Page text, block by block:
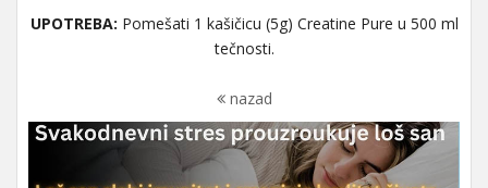
UPOTREBA: Pomešati 1 kašičicu (5g) Creatine Pure u 500 ml
tečnosti.
nazad